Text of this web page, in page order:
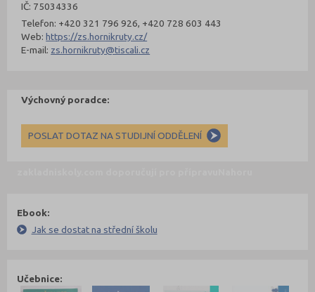
IČ: 75034336
Telefon: +420 321 796 926, +420 728 603 443
Web:https://zs.hornikruty.cz/
E-mail: zs.hornikruty@tiscali.cz
Výchovný poradce:
POSLAT DOTAZ NA STUDIJNÍ ODDĚLENÍ
Ebook:
Jak se dostat na střední školu
Učebnice: